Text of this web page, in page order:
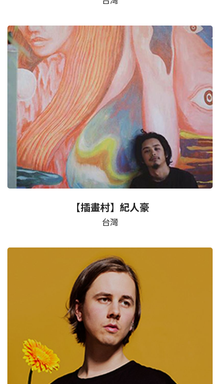
【插畫村】紀人豪
台灣